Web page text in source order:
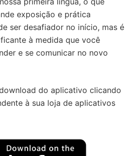
exposição e prática
ser desafiador no início, mas é
à medida que você
e se comunicar no novo
do aplicativo clicando
à sua loja de aplicativos